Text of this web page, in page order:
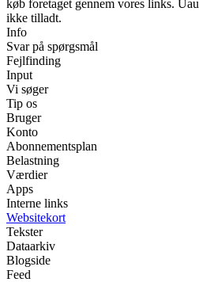
køb foretaget gennem vores links.
ikke tilladt.
Info
Svar på spørgsmål
Fejlfinding
Input
Vi søger
Tip os
Bruger
Konto
Abonnementsplan
Belastning
Værdier
Apps
Interne links
Websitekort
Tekster
Dataarkiv
Blogside
Feed